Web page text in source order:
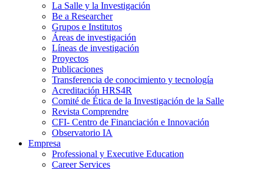
La Salle y la Investigación
Be a Researcher
Grupos e Institutos
Áreas de investigación
Líneas de investigación
Proyectos
Publicaciones
Transferencia de conocimiento y tecnología
Acreditación HRS4R
Comité de Ética de la Investigación de la Salle
Revista Comprendre
CFI- Centro de Financiación e Innovación
Observatorio IA
Empresa
Professional y Executive Education
Career Services